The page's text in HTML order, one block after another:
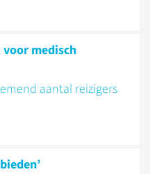
voor medisch
aantal reizigers